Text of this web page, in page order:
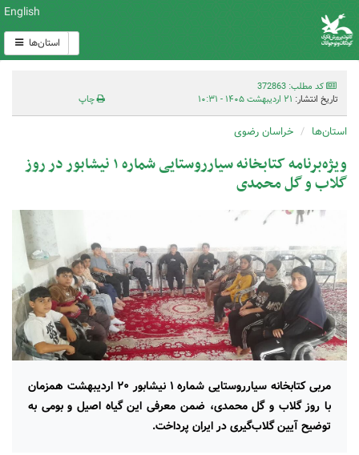
English
استان‌ها
کد مطلب: 372863
تاریخ انتشار: ۲۱ اردیبهشت ۱۴۰۵ - ۱۰:۳۱ چاپ
استان‌ها خراسان رضوی
ویژه‌برنامه کتابخانه سیارروستایی شماره ۱ نیشابور در روز
گلاب و گل محمدی
مربی کتابخانه سیارروستایی شماره ۱ نیشابور ۲۰ اردیبهشت همزمان
با روز گلاب و گل محمدی، ضمن معرفی این گیاه اصیل و بومی به
توضیح آیین گلاب‌گیری در ایران پرداخت.